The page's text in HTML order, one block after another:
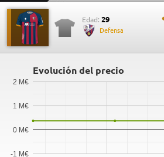
Edad: 29
Defensa
Evolución del precio
-1 M€
0 M€
1 M€
2 M€